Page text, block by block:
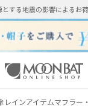
する地震の影響によるお
レインアイテムマフラー